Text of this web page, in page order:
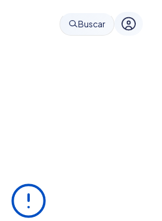
Buscar